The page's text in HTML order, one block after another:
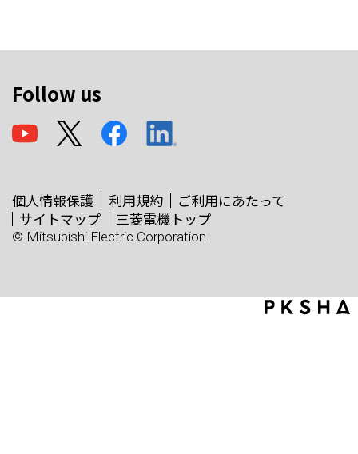
Follow us
個人情報保護 利用規約
ご利用にあたって
サイトマップ
三菱電機トップ
© Mitsubishi Electric Corporation